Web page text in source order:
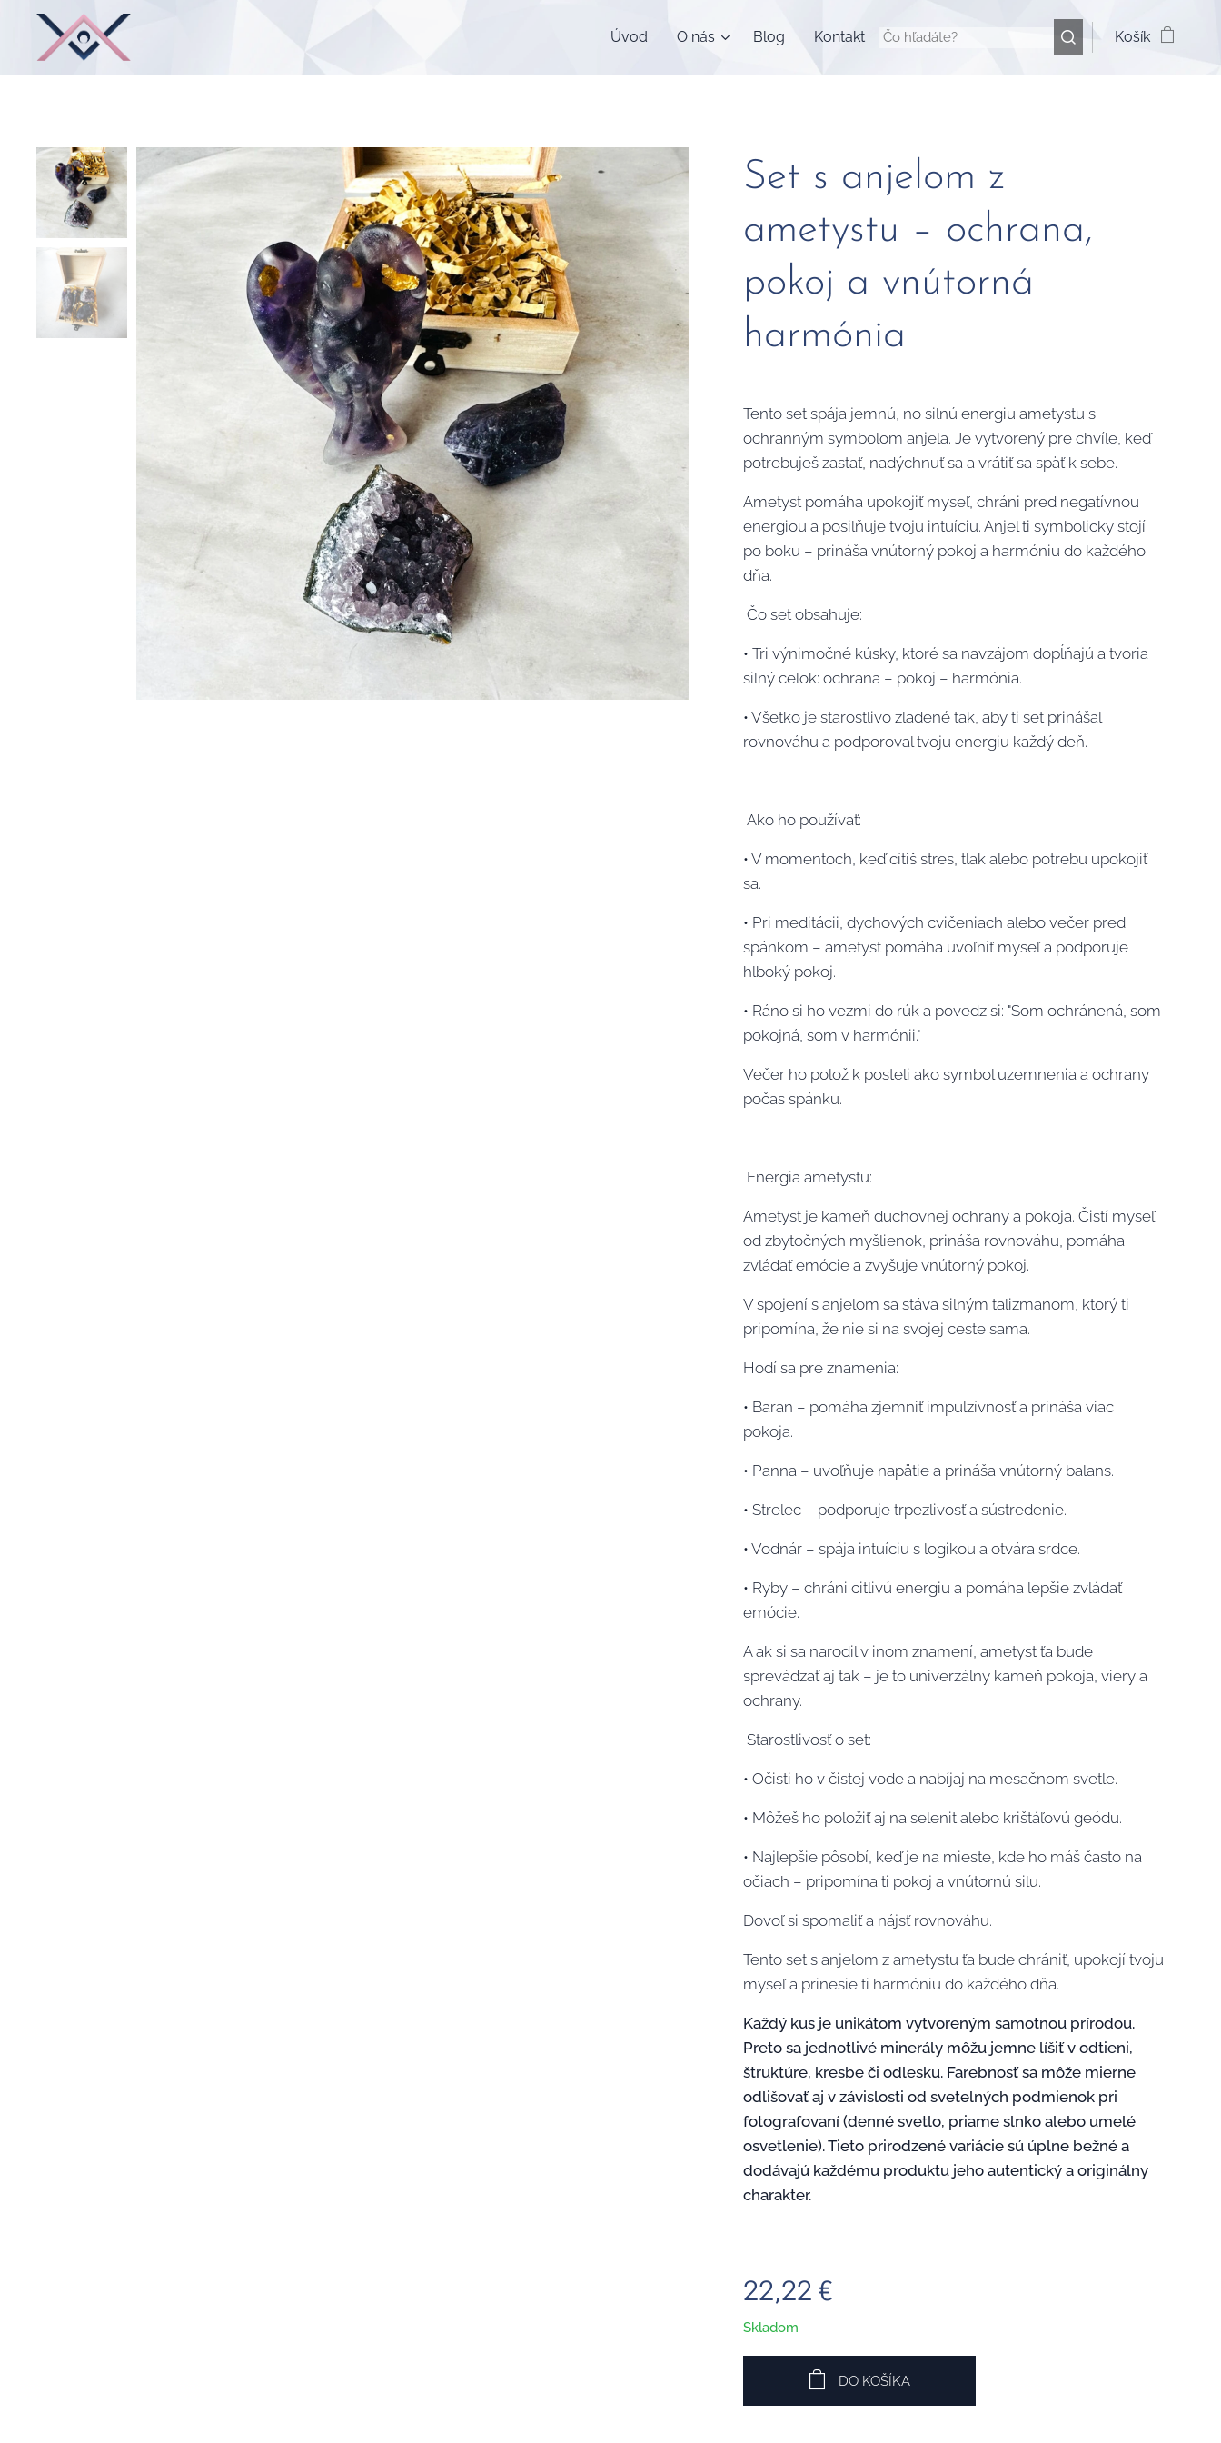
Úvod O nás Blog Kontakt Košík
Set s anjelom z
ametystu – ochrana,
pokoj a vnútorná
harmónia
Tento set spája jemnú, no silnú energiu ametystu s
ochranným symbolom anjela. Je vytvorený pre chvíle, keď
potrebuješ zastať, nadýchnuť sa a vrátiť sa späť k sebe.
Ametyst pomáha upokojiť myseľ, chráni pred negatívnou
energiou a posilňuje tvoju intuíciu. Anjel ti symbolicky stojí
po boku – prináša vnútorný pokoj a harmóniu do každého
dňa.
Čo set obsahuje:
• Tri výnimočné kúsky, ktoré sa navzájom dopĺňajú a tvoria
silný celok: ochrana – pokoj – harmónia.
• Všetko je starostlivo zladené tak, aby ti set prinášal
rovnováhu a podporoval tvoju energiu každý deň.
Ako ho používať:
• V momentoch, keď cítiš stres, tlak alebo potrebu upokojiť
sa.
• Pri meditácii, dychových cvičeniach alebo večer pred
spánkom – ametyst pomáha uvoľniť myseľ a podporuje
hlboký pokoj.
• Ráno si ho vezmi do rúk a povedz si: "Som ochránená, som
pokojná, som v harmónii."
Večer ho polož k posteli ako symbol uzemnenia a ochrany
počas spánku.
Energia ametystu:
Ametyst je kameň duchovnej ochrany a pokoja. Čistí myseľ
od zbytočných myšlienok, prináša rovnováhu, pomáha
zvládať emócie a zvyšuje vnútorný pokoj.
V spojení s anjelom sa stáva silným talizmanom, ktorý ti
pripomína, že nie si na svojej ceste sama.
Hodí sa pre znamenia:
• Baran – pomáha zjemniť impulzívnosť a prináša viac
pokoja.
• Panna – uvoľňuje napätie a prináša vnútorný balans.
• Strelec – podporuje trpezlivosť a sústredenie.
• Vodnár – spája intuíciu s logikou a otvára srdce.
• Ryby – chráni citlivú energiu a pomáha lepšie zvládať
emócie.
A ak si sa narodil v inom znamení, ametyst ťa bude
sprevádzať aj tak – je to univerzálny kameň pokoja, viery a
ochrany.
Starostlivosť o set:
• Očisti ho v čistej vode a nabíjaj na mesačnom svetle.
• Môžeš ho položiť aj na selenit alebo krištáľovú geódu.
• Najlepšie pôsobí, keď je na mieste, kde ho máš často na
očiach – pripomína ti pokoj a vnútornú silu.
Dovoľ si spomaliť a nájsť rovnováhu.
Tento set s anjelom z ametystu ťa bude chrániť, upokojí tvoju
myseľ a prinesie ti harmóniu do každého dňa.
Každý kus je unikátom vytvoreným samotnou prírodou.
Preto sa jednotlivé minerály môžu jemne líšiť v odtieni,
štruktúre, kresbe či odlesku. Farebnosť sa môže mierne
odlišovať aj v závislosti od svetelných podmienok pri
fotografovaní (denné svetlo, priame slnko alebo umelé
osvetlenie). Tieto prirodzené variácie sú úplne bežné a
dodávajú každému produktu jeho autentický a originálny
charakter.
22,22 €
Skladom
DO KOŠÍKA